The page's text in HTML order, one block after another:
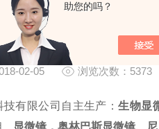
助您的吗？
统安装与常见问题
02-05 浏览次数：5373
技有限公司自主生产：生物显
显微镜，奥林巴斯显微镜、